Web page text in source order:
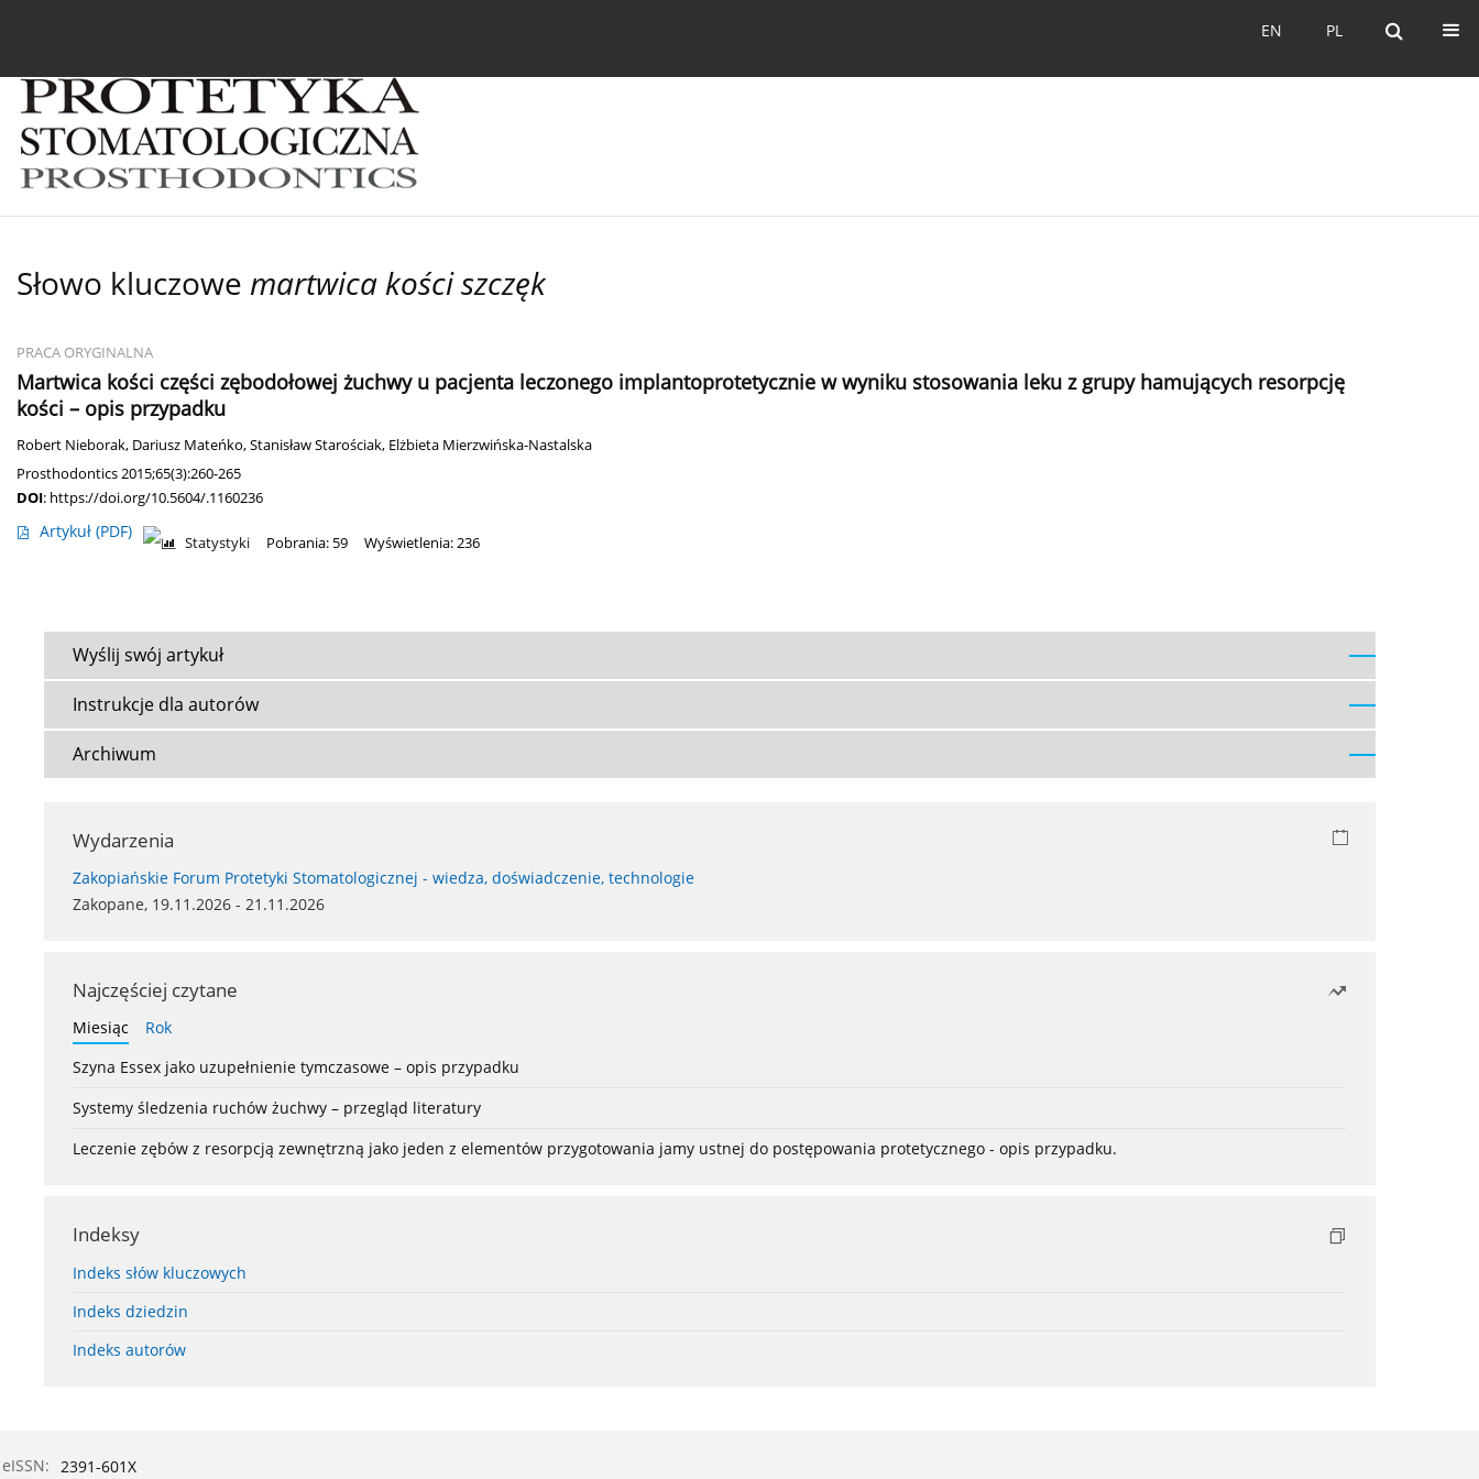
PL
EN PL
EN
Słowo kluczowe martwica kości szczęk
PRACA ORYGINALNA
Martwica kości części zębodołowej żuchwy u pacjenta leczonego implantoprotetycznie w wyniku stosowania leku z grupy hamujących resorpcję
kości – opis przypadku
Robert Nieborak, Dariusz Mateńko,Stanisław Starościak, Elżbieta Mierzwińska-Nastalska
Prosthodontics 2015;65(3):260-265
DOI: https://doi.org/10.5604/.1160236
Artykuł (PDF)
Statystyki Pobrania: 59 Wyświetlenia: 236
Wyślij swój artykuł
Instrukcje dla autorów
Archiwum
Wydarzenia
Zakopiańskie Forum Protetyki Stomatologicznej - wiedza, doświadczenie, technologie
Zakopane, 19.11.2026 - 21.11.2026
Najczęściej czytane
Miesiąc
Rok
Szyna Essex jako uzupełnienie tymczasowe – opis przypadku
Systemy śledzenia ruchów żuchwy – przegląd literatury
Leczenie zębów z resorpcją zewnętrzną jako jeden z elementów przygotowania jamy ustnej do postępowania protetycznego - opis przypadku.
Indeksy
Indeks słów kluczowych
Indeks dziedzin
Indeks autorów
eISSN: 2391-601X